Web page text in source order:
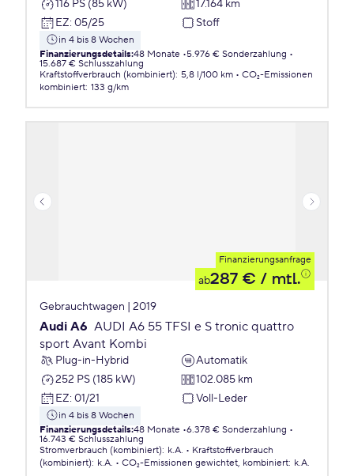
116 PS (85 kW)
17.164 km
EZ: 05/25 Stoff
in 4 bis 8 Wochen
Finanzierungsdetails:48 Monate 5.976 € Sonderzahlung
15.687 € Schlusszahlung
Kraftstoffverbrauch (kombiniert): 5,8 l/100 km
CO₂-Emissionen
kombiniert: 133 g/km
Finanzierungsanfrage
ab287 € / mtl.
Gebrauchtwagen | 2019
Audi A6 AUDI A6 55 TFSI e S tronic quattro
sport Avant Kombi
Plug-in-Hybrid
Automatik
252 PS (185 kW)
102.085 km
EZ: 01/21 Voll-Leder
in 4 bis 8 Wochen
Finanzierungsdetails:48 Monate 6.378 € Sonderzahlung
16.743 € Schlusszahlung
Stromverbrauch (kombiniert): k.A.
Kraftstoffverbrauch
(kombiniert): k.A. CO₂-Emissionen gewichtet, kombiniert: k.A.